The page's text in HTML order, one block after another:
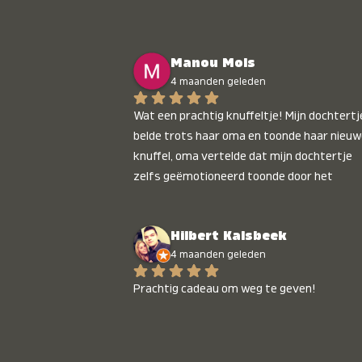
Manou Mols
4 maanden geleden
Wat een prachtig knuffeltje! Mijn
belde trots haar oma en toonde haar
knuffel, oma vertelde dat mijn dochtertje
zelfs geëmotioneerd toonde door het
Hilbert Kalsbeek
4 maanden geleden
Prachtig cadeau om weg te geven!